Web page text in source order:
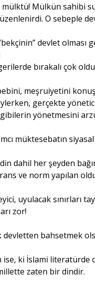
Mülkün sahibi
O sebeple
devlet
bırakalı çok
meşruiyetini
gerçekte
yönetmesini
müktesebatın
dahil her şeyden
ve norm yapılan
uyulacak sınırları
zor!
bahsetmek
ki İslami literatürde
zaten bir dindir.